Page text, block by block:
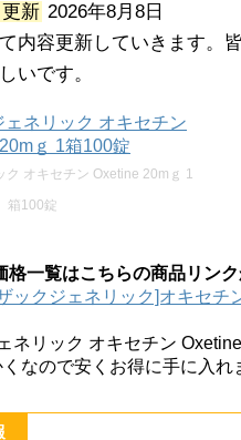
新 2026年8月8日
内容更新していきます。
いです。
ク オキセチン Oxetine 20mｇ 1
箱100錠
格一覧はこちらの商品リン
ックジェネリック]オキセチ
リック オキセチン
なので安くお得に手に入れ